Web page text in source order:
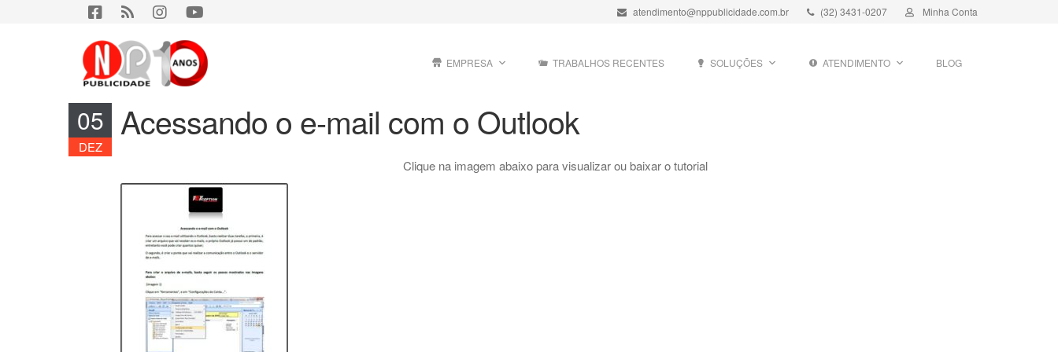
atendimento@nppublicidade.com.br (32) 3431-0207 Minha Conta
EMPRESA TRABALHOS RECENTES SOLUÇÕES ATENDIMENTO BLOG
05
DEZ
Acessando o e-mail com o Outlook
Clique na imagem abaixo para visualizar ou baixar o tutorial